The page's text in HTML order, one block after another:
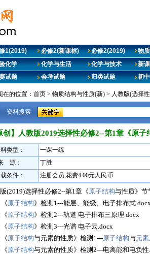
1(2019) 必修2(新课标) 必修2(2019) 物
化学 化学与生活 化学与技术 新
试题 会考试题 归类试题 初
在的位置： 首页 > 物质结构与性质(新) > 人教版(选择
资料搜索
创】人教版2019选择性必修2--第1章《原
类型： 一课一练
源：
丁胜
条件：
注册会员,花费4.00元人民币
(2019)选择性必修2--第1章《原子结构与性质》节
原子结构》检测1---能层、能级、电子排布式
原子结构》检测2---轨道 电子排布三原理.docx
原子结构》检测3---光谱 电子云.docx
原子结构与元素的性质》检测1---原子结构与元
原子结构与元素的性质》检测2---电离能和电负性